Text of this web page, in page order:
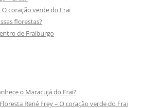
O coração verde do Frai
florestas?
de Fraiburgo
o Maracujá do Frai?
René Frey – O coração verde do Frai